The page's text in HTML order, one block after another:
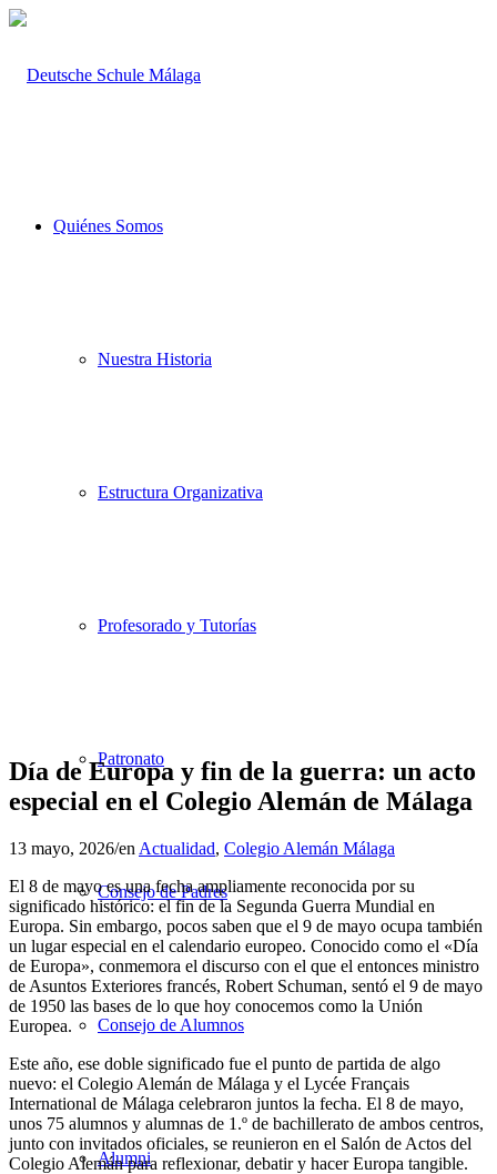
Quiénes Somos
Nuestra Historia
Estructura Organizativa
Profesorado y Tutorías
Patronato
Consejo de Padres
Consejo de Alumnos
Alumni
Día de Europa y fin de la guerra: un acto
especial en el Colegio Alemán de Málaga
13 mayo, 2026/en Actualidad, Colegio Alemán Málaga
El 8 de mayo es una fecha ampliamente reconocida por su
significado histórico: el fin de la Segunda Guerra Mundial en
Europa. Sin embargo, pocos saben que el 9 de mayo ocupa también
un lugar especial en el calendario europeo. Conocido como el «Día
de Europa», conmemora el discurso con el que el entonces ministro
de Asuntos Exteriores francés, Robert Schuman, sentó el 9 de mayo
de 1950 las bases de lo que hoy conocemos como la Unión
Europea.
Este año, ese doble significado fue el punto de partida de algo
nuevo: el Colegio Alemán de Málaga y el Lycée Français
International de Málaga celebraron juntos la fecha. El 8 de mayo,
unos 75 alumnos y alumnas de 1.º de bachillerato de ambos centros,
junto con invitados oficiales, se reunieron en el Salón de Actos del
Colegio Alemán para reflexionar, debatir y hacer Europa tangible.